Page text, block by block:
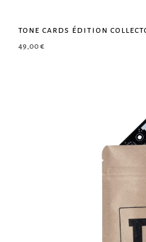
tone cards édition
49,00 €